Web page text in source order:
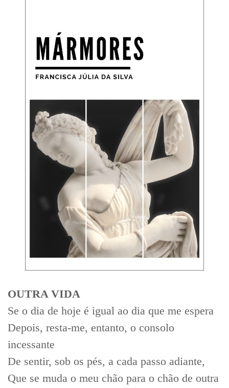
OUTRA VIDA
Se o dia de hoje é igual ao dia que me espera
Depois, resta-me, entanto, o consolo
incessante
De sentir, sob os pés, a cada passo adiante,
Que se muda o meu chão para o chão de outra